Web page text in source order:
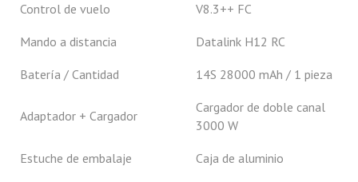
Control de vuelo V8.3++ FC
Mando a distancia Datalink H12 RC
Batería / Cantidad 14S 28000 mAh / 1 pieza
Adaptador + Cargador
Cargador de doble canal
3000 W
Estuche de embalaje Caja de aluminio